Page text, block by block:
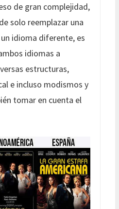
de gran complejidad,
solo reemplazar una
idioma diferente, es
idiomas a
estructuras,
e incluso modismos y
tomar en cuenta el